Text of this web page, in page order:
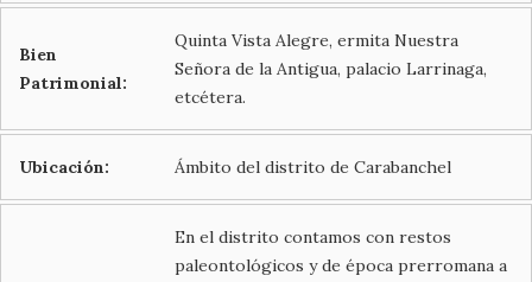
Bien
Patrimonial:
Quinta Vista Alegre, ermita Nuestra
Señora de la Antigua, palacio Larrinaga,
etcétera.
Ubicación: Ámbito del distrito de Carabanchel
En el distrito contamos con restos
paleontológicos y de época prerromana a